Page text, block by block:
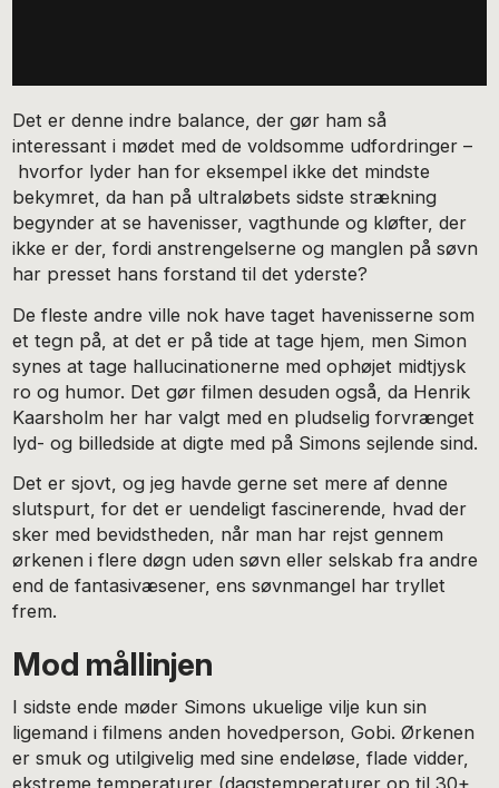
Det er denne indre balance, der gør ham så
interessant i mødet med de voldsomme udfordringer –
hvorfor lyder han for eksempel ikke det mindste
bekymret, da han på ultraløbets sidste strækning
begynder at se havenisser, vagthunde og kløfter, der
ikke er der, fordi anstrengelserne og manglen på søvn
har presset hans forstand til det yderste?
De fleste andre ville nok have taget havenisserne som
et tegn på, at det er på tide at tage hjem, men Simon
synes at tage hallucinationerne med ophøjet midtjysk
ro og humor. Det gør filmen desuden også, da Henrik
Kaarsholm her har valgt med en pludselig forvrænget
lyd- og billedside at digte med på Simons sejlende sind.
Det er sjovt, og jeg havde gerne set mere af denne
slutspurt, for det er uendeligt fascinerende, hvad der
sker med bevidstheden, når man har rejst gennem
ørkenen i flere døgn uden søvn eller selskab fra andre
end de fantasivæsener, ens søvnmangel har tryllet
frem.
Mod mållinjen
I sidste ende møder Simons ukuelige vilje kun sin
ligemand i filmens anden hovedperson, Gobi. Ørkenen
er smuk og utilgivelig med sine endeløse, flade vidder,